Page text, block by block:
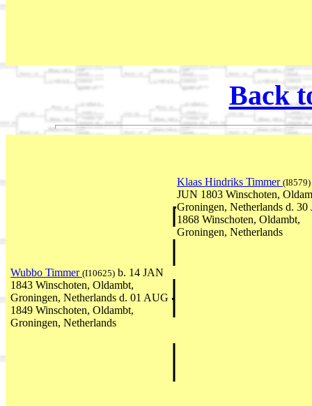
Back
Klaas Hindriks Timmer (I8579)
JUN 1803 Winschoten,
Groningen, Netherlands d. 30
1868 Winschoten, Oldambt,
Groningen, Netherlands
Wubbo Timmer (I10625) b. 14 JAN
1843 Winschoten, Oldambt,
Groningen, Netherlands d. 01 AUG
1849 Winschoten, Oldambt,
Groningen, Netherlands